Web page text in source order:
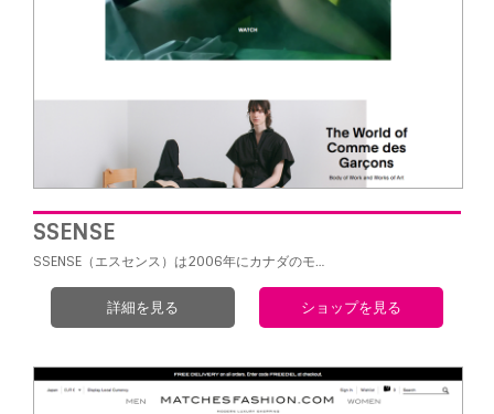
SSENSE
SSENSE（エスセンス）は2006年にカナダのモ…
詳細を見る ショップを見る